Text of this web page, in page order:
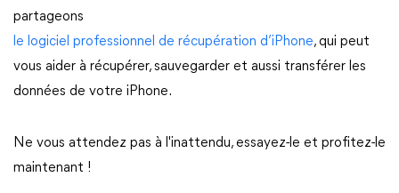
partageons
le logiciel professionnel de récupération d’iPhone, qui peut
vous aider à récupérer, sauvegarder et aussi transférer les
données de votre iPhone.
Ne vous attendez pas à l'inattendu, essayez-le et profitez-le
maintenant !